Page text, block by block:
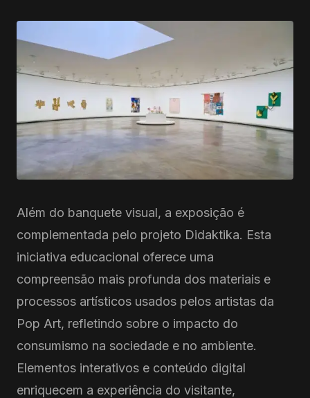
Além do banquete visual, a exposição é
complementada pelo projeto Didaktika. Esta
iniciativa educacional oferece uma
compreensão mais profunda dos materiais e
processos artísticos usados pelos artistas da
Pop Art, refletindo sobre o impacto do
consumismo na sociedade e no ambiente.
Elementos interativos e conteúdo digital
enriquecem a experiência do visitante,